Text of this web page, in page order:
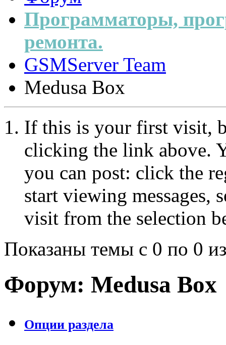
Программаторы,
ремонта.
GSMServer Team
Medusa Box
If this is your first visit,
clicking the link above.
you can post: click the
start viewing messages,
visit from the selection
Показаны темы с 0 по 0
Форум: Medusa Box
Опции раздела